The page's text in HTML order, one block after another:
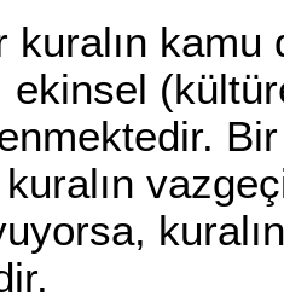
kamu
ekinsel